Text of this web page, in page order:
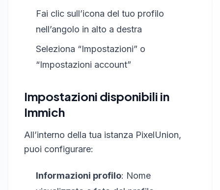
Fai clic sull’icona del tuo profilo
nell’angolo in alto a destra
Seleziona “Impostazioni” o
“Impostazioni account”
Impostazioni disponibili in
Immich
All’interno della tua istanza PixelUnion,
puoi configurare:
Informazioni profilo: Nome